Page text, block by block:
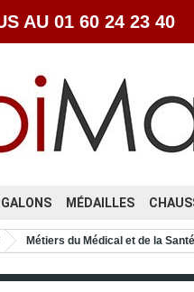
AU 01 60 24 23 40
GALONS MÉDAILLES
Métiers du Médical et de la